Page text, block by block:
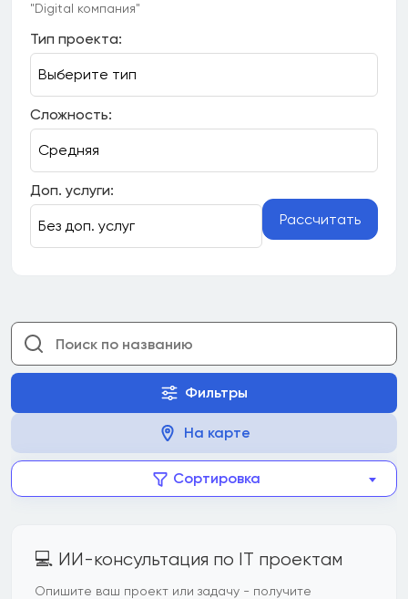
"Digital компания"
Тип проекта:
Сложность:
Доп. услуги:
Рассчитать
Фильтры
На карте
Сортировка
💻 ИИ-консультация по IT проектам
Опишите ваш проект или задачу - получите